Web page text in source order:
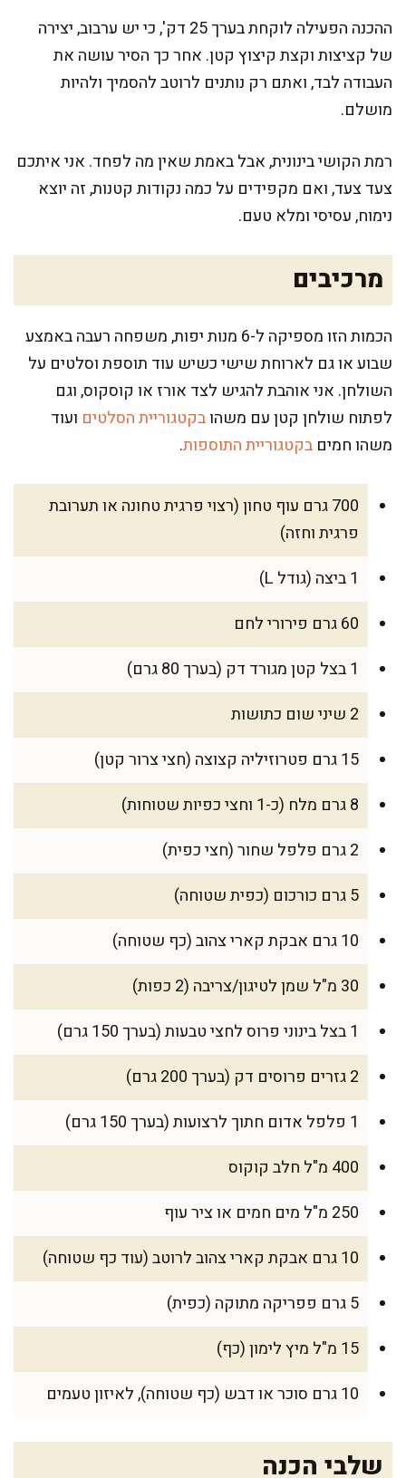
ההכנה הפעילה לוקחת בערך 25 דק', כי יש ערבוב, יצירה
של קציצות וקצת קיצוץ קטן. אחר כך הסיר עושה את
העבודה לבד, ואתם רק נותנים לרוטב להסמיך ולהיות
מושלם.
רמת הקושי בינונית, אבל באמת שאין מה לפחד. אני איתכם
צעד צעד, ואם מקפידים על כמה נקודות קטנות, זה יוצא
נימוח, עסיסי ומלא טעם.
מרכיבים
הכמות הזו מספיקה ל-6 מנות יפות, משפחה רעבה באמצע
שבוע או גם לארוחת שישי כשיש עוד תוספת וסלטים על
השולחן. אני אוהבת להגיש לצד אורז או קוסקוס, וגם
לפתוח שולחן קטן עם משהובקטגוריית הסלטים ועוד
משהו חמים בקטגוריית התוספות.
700 גרם עוף טחון (רצוי פרגית טחונה או תערובת
פרגית וחזה)
1 ביצה (גודל L)
60 גרם פירורי לחם
1 בצל קטן מגורד דק (בערך 80 גרם)
2 שיני שום כתושות
15 גרם פטרוזיליה קצוצה (חצי צרור קטן)
8 גרם מלח (כ-1 וחצי כפיות שטוחות)
2 גרם פלפל שחור (חצי כפית)
5 גרם כורכום (כפית שטוחה)
10 גרם אבקת קארי צהוב (כף שטוחה)
30 מ"ל שמן לטיגון/צריבה (2 כפות)
1 בצל בינוני פרוס לחצי טבעות (בערך 150 גרם)
2 גזרים פרוסים דק (בערך 200 גרם)
1 פלפל אדום חתוך לרצועות (בערך 150 גרם)
400 מ"ל חלב קוקוס
250 מ"ל מים חמים או ציר עוף
10 גרם אבקת קארי צהוב לרוטב (עוד כף שטוחה)
5 גרם פפריקה מתוקה (כפית)
15 מ"ל מיץ לימון (כף)
10 גרם סוכר או דבש (כף שטוחה), לאיזון טעמים
שלבי הכנה